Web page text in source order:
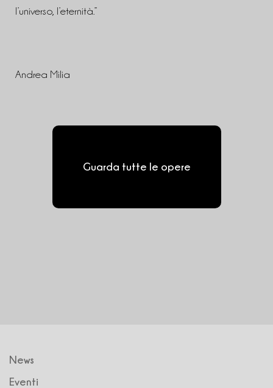
l’universo, l’eternità.”
Andrea Milia
Guarda tutte le opere
News
Eventi